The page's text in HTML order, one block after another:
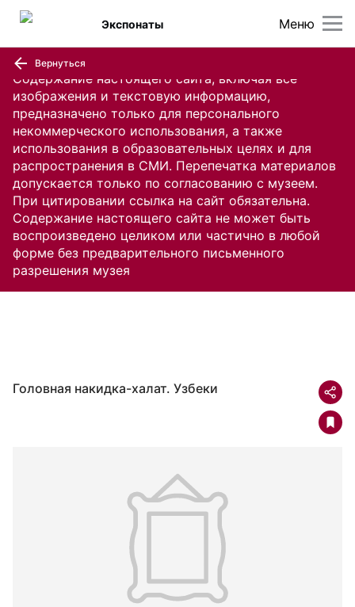
Содержание настоящего сайта, включая все
изображения и текстовую информацию,
предназначено только для персонального
некоммерческого использования, а также
использования в образовательных целях и для
распространения в СМИ. Перепечатка материалов
допускается только по согласованию с музеем.
При цитировании ссылка на сайт обязательна.
Содержание настоящего сайта не может быть
воспроизведено целиком или частично в любой
форме без предварительного письменного
разрешения музея
Меню
Экспонаты
Вернуться
Головная накидка-халат. Узбеки